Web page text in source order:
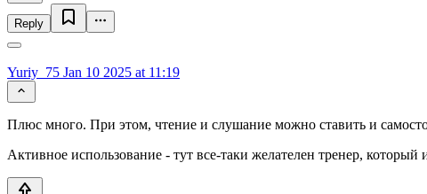
Reply
Yuriy_75 Jan 10 2025 at 11:19
Плюс много. При этом, чтение и слушание можно ставить и
Активное использование - тут все-таки желателен тренер,